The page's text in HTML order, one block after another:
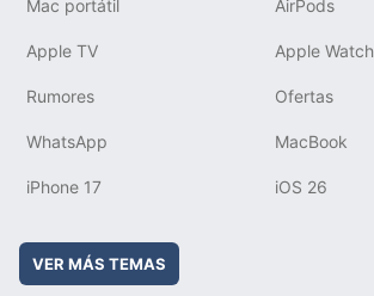
Mac portátil AirPods
Apple TV Apple Watch
Rumores Ofertas
WhatsApp MacBook
iPhone 17 iOS 26
VER MÁS TEMAS